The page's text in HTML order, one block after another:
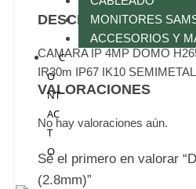
MONITORES
ACCESORIOS Y
C
O
NT
AC
T
O
DESCRIPCIÓN
CAMARA IP 4MP DOMO
IR30m IP67 IK10
VALORACIONES
No hay valoraciones aún.
Sé el primero en valorar
(2.8mm)”